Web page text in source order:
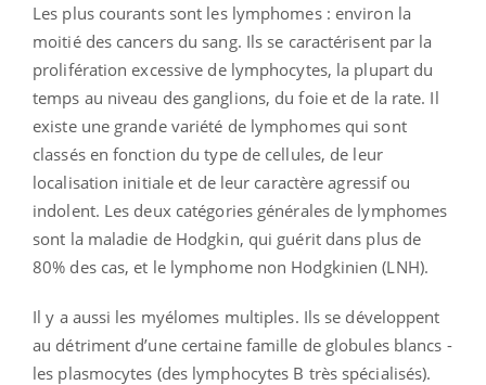
Les plus courants sont les lymphomes : environ la
moitié des cancers du sang. Ils se caractérisent par la
prolifération excessive de lymphocytes, la plupart du
temps au niveau des ganglions, du foie et de la rate. Il
existe une grande variété de lymphomes qui sont
classés en fonction du type de cellules, de leur
localisation initiale et de leur caractère agressif ou
indolent. Les deux catégories générales de lymphomes
sont la maladie de Hodgkin, qui guérit dans plus de
80% des cas, et le lymphome non Hodgkinien (LNH).
Il y a aussi les myélomes multiples. Ils se développent
au détriment d’une certaine famille de globules blancs -
les plasmocytes (des lymphocytes B très spécialisés).